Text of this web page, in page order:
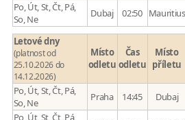
Po, Út, St, Čt, Pá,
So, Ne
Dubaj 02:50 Mauritius
Letové dny
(platnost od
25.10.2026 do
14.12.2026)
Místo
odletu
Čas
odletu
Místo
příletu
Po, Út, St, Čt, Pá,
So, Ne
Praha 14:45 Dubaj
Po, Út, St, Čt, Pá,